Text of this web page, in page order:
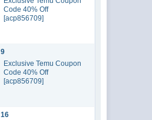
Code 40% Off
[acp856709]
9
Exclusive Temu Coupon
Code 40% Off
[acp856709]
16